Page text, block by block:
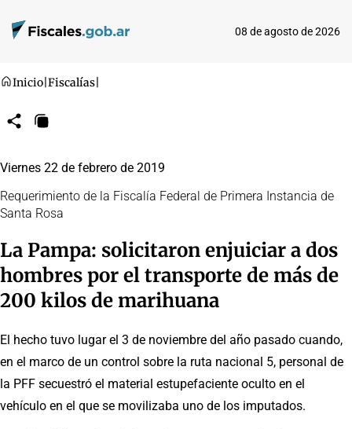
08 de agosto de 2026
Inicio Fiscalías
CompartirCopiar
Viernes 22 de febrero de 2019
Requerimiento de la Fiscalía Federal de Primera Instancia de
Santa Rosa
La Pampa: solicitaron enjuiciar a dos
hombres por el transporte de más de
200 kilos de marihuana
El hecho tuvo lugar el 3 de noviembre del año pasado cuando,
en el marco de un control sobre la ruta nacional 5, personal de
la PFF secuestró el material estupefaciente oculto en el
vehículo en el que se movilizaba uno de los imputados.